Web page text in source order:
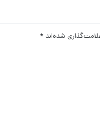
شده‌اند *